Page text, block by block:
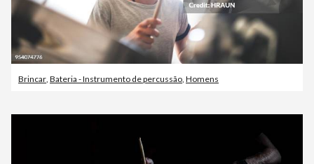
Brincar Bateria - Instrumento de percussão Homens